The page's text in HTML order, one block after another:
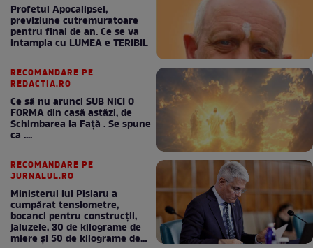
Profetul Apocalipsei,
previziune cutremuratoare
pentru final de an. Ce se va
intampla cu LUMEA e TERIBIL
RECOMANDARE PE
REDACTIA.RO
Ce să nu arunci SUB NICI O
FORMA din casă astăzi, de
Schimbarea la Față . Se spune
ca ....
RECOMANDARE PE
JURNALUL.RO
Ministerul lui Pîslaru a
cumpărat tensiometre,
bocanci pentru construcții,
jaluzele, 30 de kilograme de
miere și 50 de kilograme de